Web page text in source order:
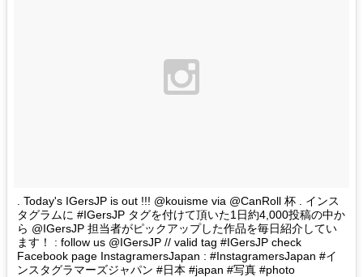
. Today's IGersJP is out !!! @kouisme via @CanRoll 杯 . インス
タグラムに #IGersJP タグを付けて頂いた1日約4,000投稿の中か
ら @IGersJP 担当者がピックアップした作品を毎日紹介してい
ます！ : follow us @IGersJP // valid tag #IGersJP check
Facebook page InstagramersJapan : #InstagramersJapan #イ
ンスタグラマーズジャパン #日本 #japan #写真 #photo